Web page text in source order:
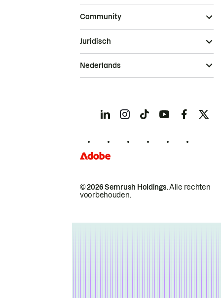
Community
© 2026 Semrush Holdings.Alle rechten
voorbehouden.
Juridisch
Nederlands